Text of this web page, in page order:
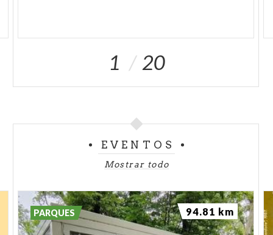
1 20
EVENTOS
Mostrar todo
PARQUES 94.81 km